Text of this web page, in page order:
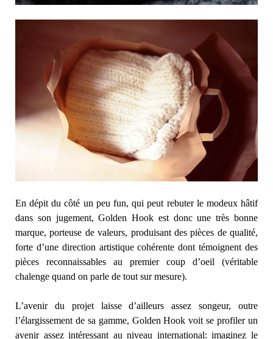
En dépit du côté un peu fun, qui peut rebuter le modeux hâtif
dans son jugement, Golden Hook est donc une très bonne
marque, porteuse de valeurs, produisant des pièces de qualité,
forte d’une direction artistique cohérente dont témoignent des
pièces reconnaissables au premier coup d’oeil (véritable
chalenge quand on parle de tout sur mesure).
L’avenir du projet laisse d’ailleurs assez songeur, outre
l’élargissement de sa gamme, Golden Hook voit se profiler un
avenir assez intéressant au niveau international: imaginez le